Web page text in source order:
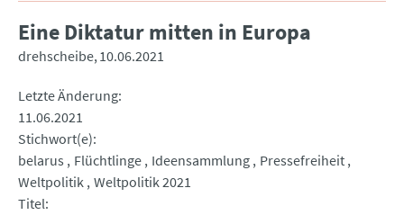
Eine Diktatur mitten in Europa
drehscheibe 10.06.2021
Letzte Änderung
11.06.2021
Stichwort(e)
belarus
Flüchtlinge Ideensammlung Pressefreiheit
Weltpolitik Weltpolitik 2021
Titel